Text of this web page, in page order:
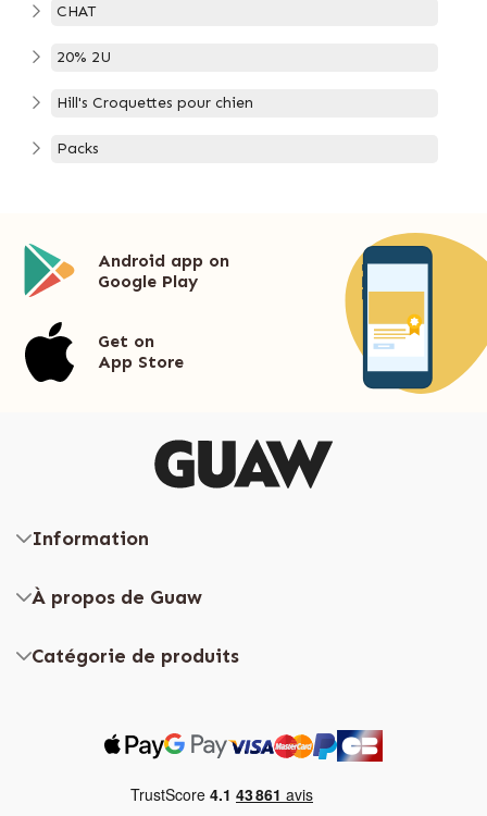
CHAT
20% 2U
Hill's Croquettes pour chien
Packs
Android app on
Google Play
Get on
App Store
Information
À propos de Guaw
Catégorie de produits